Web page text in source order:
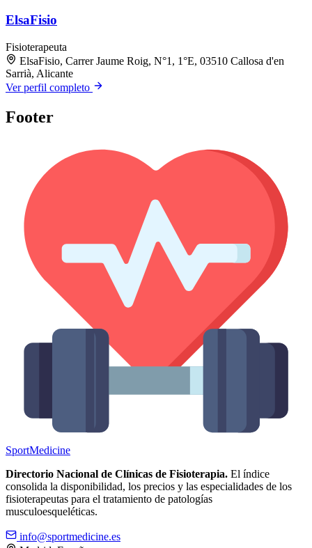
ElsaFisio
Fisioterapeuta
ElsaFisio, Carrer Jaume Roig, N°1, 1°E, 03510 Callosa d'en
Sarrià, Alicante
Ver perfil completo
Footer
SportMedicine
Directorio Nacional de Clínicas de Fisioterapia. El índice
consolida la disponibilidad, los precios y las especialidades de los
fisioterapeutas para el tratamiento de patologías
musculoesqueléticas.
info@sportmedicine.es